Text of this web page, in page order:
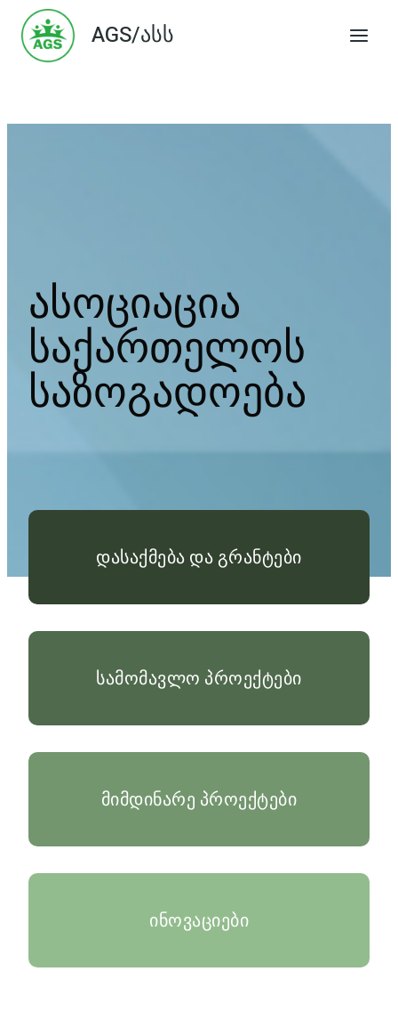
Skip
content
AGS/ასს
ასოციაცია
საქართელოს
საზოგადოება
დასაქმება და გრანტები
სამომავლო პროექტები
მიმდინარე პროექტები
ინოვაციები